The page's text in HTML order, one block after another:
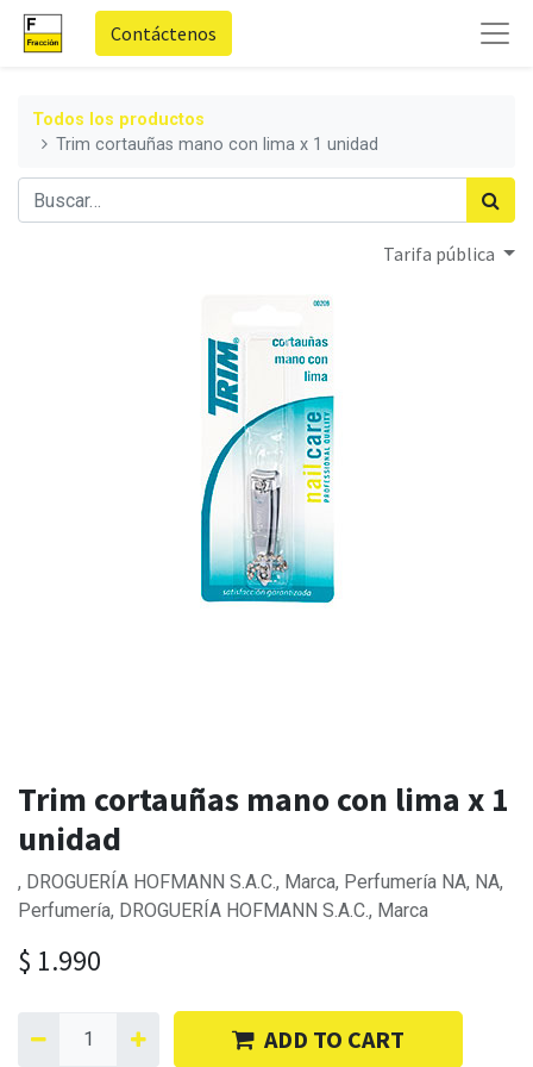
Contáctenos
Todos los productos
Trim cortauñas mano con lima x 1 unidad
Tarifa pública
Trim cortauñas mano con lima x 1
unidad
, DROGUERÍA HOFMANN S.A.C., Marca, Perfumería NA, NA,
Perfumería, DROGUERÍA HOFMANN S.A.C., Marca
$ 1.990
ADD TO CART